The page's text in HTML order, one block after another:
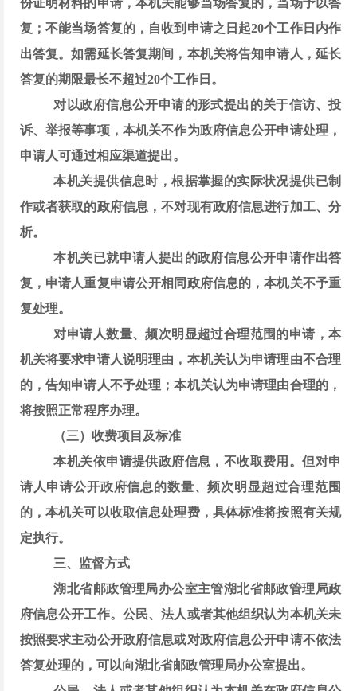
复；不能当场答复的，自收到申请之日起20个工作日内作
出答复。如需延长答复期间，本机关将告知申请人，延长
答复的期限最长不超过20个工作日。
对以政府信息公开申请的形式提出的关于信访、投
诉、举报等事项，本机关不作为政府信息公开申请处理，
申请人可通过相应渠道提出。
本机关提供信息时，根据掌握的实际状况提供已制
作或者获取的政府信息，不对现有政府信息进行加工、分
析。
本机关已就申请人提出的政府信息公开申请作出答
复，申请人重复申请公开相同政府信息的，本机关不予重
复处理。
对申请人数量、频次明显超过合理范围的申请，本
机关将要求申请人说明理由，本机关认为申请理由不合理
的，告知申请人不予处理；本机关认为申请理由合理的，
将按照正常程序办理。
（三）收费项目及标准
本机关依申请提供政府信息，不收取费用。但对申
请人申请公开政府信息的数量、频次明显超过合理范围
的，本机关可以收取信息处理费，具体标准将按照有关规
定执行。
三、监督方式
湖北省邮政管理局办公室主管湖北省邮政管理局政
府信息公开工作。公民、法人或者其他组织认为本机关未
按照要求主动公开政府信息或对政府信息公开申请不依法
答复处理的，可以向湖北省邮政管理局办公室提出。